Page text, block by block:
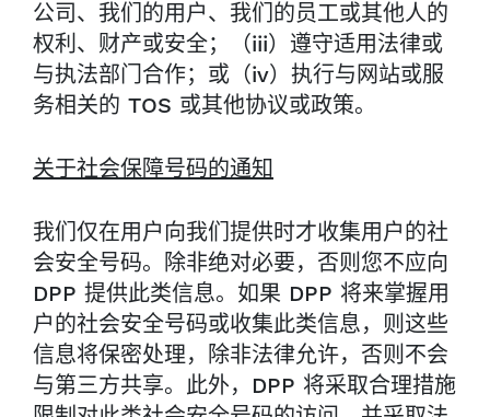
公司、我们的用户、我们的员工或其他人的
权利、财产或安全；（iii）遵守适用法律或
与执法部门合作；或（iv）执行与网站或服
务相关的 TOS 或其他协议或政策。
关于社会保障号码的通知
我们仅在用户向我们提供时才收集用户的社
会安全号码。除非绝对必要，否则您不应向
DPP 提供此类信息。如果 DPP 将来掌握用
户的社会安全号码或收集此类信息，则这些
信息将保密处理，除非法律允许，否则不会
与第三方共享。此外，DPP 将采取合理措施